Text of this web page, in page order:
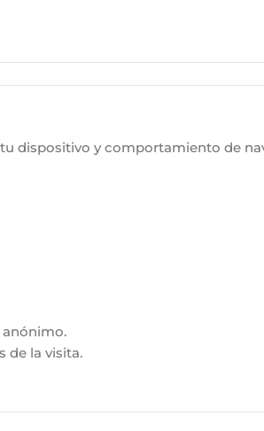
dispositivo y comportamiento de
de la visita.